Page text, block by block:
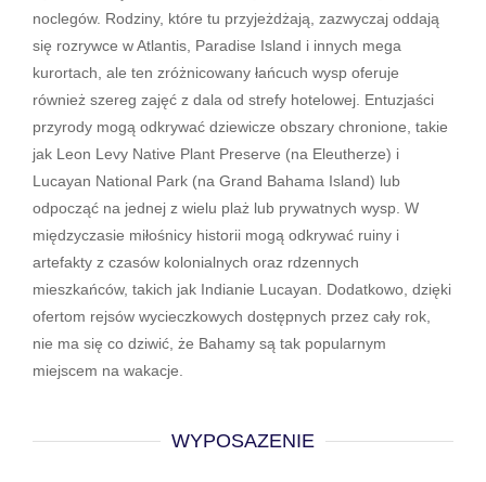
noclegów. Rodziny, które tu przyjeżdżają, zazwyczaj oddają
się rozrywce w Atlantis, Paradise Island i innych mega
kurortach, ale ten zróżnicowany łańcuch wysp oferuje
również szereg zajęć z dala od strefy hotelowej. Entuzjaści
przyrody mogą odkrywać dziewicze obszary chronione, takie
jak Leon Levy Native Plant Preserve (na Eleutherze) i
Lucayan National Park (na Grand Bahama Island) lub
odpocząć na jednej z wielu plaż lub prywatnych wysp. W
międzyczasie miłośnicy historii mogą odkrywać ruiny i
artefakty z czasów kolonialnych oraz rdzennych
mieszkańców, takich jak Indianie Lucayan. Dodatkowo, dzięki
ofertom rejsów wycieczkowych dostępnych przez cały rok,
nie ma się co dziwić, że Bahamy są tak popularnym
miejscem na wakacje.
WYPOSAZENIE